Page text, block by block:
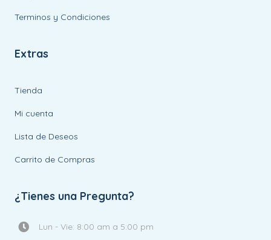
Terminos y Condiciones
Extras
Tienda
Mi cuenta
Lista de Deseos
Carrito de Compras
¿Tienes una Pregunta?
Lun - Vie: 8:00 am a 5:00 pm